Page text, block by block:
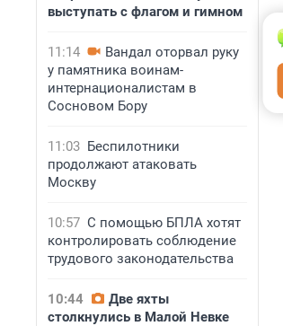
выступать с флагом и гимном
11:14
Вандал оторвал руку
у памятника воинам-
интернационалистам в
Сосновом Бору
11:03 Беспилотники
продолжают атаковать
Москву
10:57 С помощью БПЛА хотят
контролировать соблюдение
трудового законодательства
10:44
Две яхты
столкнулись в Малой Невке